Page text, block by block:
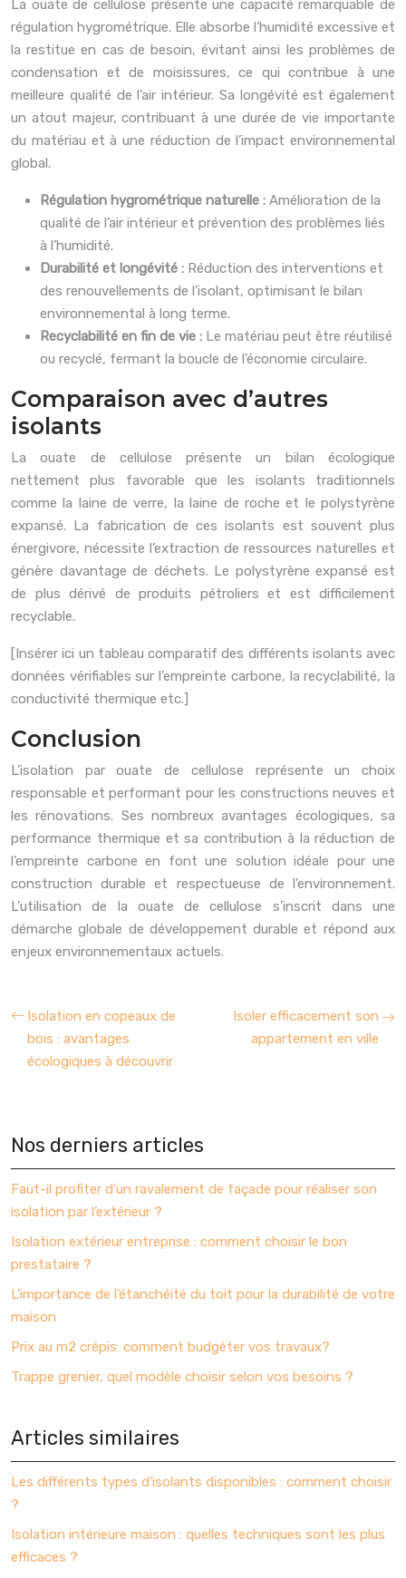
La ouate de cellulose présente une capacité remarquable de
régulation hygrométrique. Elle absorbe l’humidité excessive et
la restitue en cas de besoin, évitant ainsi les problèmes de
condensation et de moisissures, ce qui contribue à une
meilleure qualité de l’air intérieur. Sa longévité est également
un atout majeur, contribuant à une durée de vie importante
du matériau et à une réduction de l’impact environnemental
global.
Régulation hygrométrique naturelle : Amélioration de la
qualité de l’air intérieur et prévention des problèmes liés
à l’humidité.
Durabilité et longévité : Réduction des interventions et
des renouvellements de l’isolant, optimisant le bilan
environnemental à long terme.
Recyclabilité en fin de vie : Le matériau peut être réutilisé
ou recyclé, fermant la boucle de l’économie circulaire.
Comparaison avec d’autres
isolants
La ouate de cellulose présente un bilan écologique
nettement plus favorable que les isolants traditionnels
comme la laine de verre, la laine de roche et le polystyrène
expansé. La fabrication de ces isolants est souvent plus
énergivore, nécessite l’extraction de ressources naturelles et
génère davantage de déchets. Le polystyrène expansé est
de plus dérivé de produits pétroliers et est difficilement
recyclable.
[Insérer ici un tableau comparatif des différents isolants avec
données vérifiables sur l’empreinte carbone, la recyclabilité, la
conductivité thermique etc.]
Conclusion
L’isolation par ouate de cellulose représente un choix
responsable et performant pour les constructions neuves et
les rénovations. Ses nombreux avantages écologiques, sa
performance thermique et sa contribution à la réduction de
l’empreinte carbone en font une solution idéale pour une
construction durable et respectueuse de l’environnement.
L’utilisation de la ouate de cellulose s’inscrit dans une
démarche globale de développement durable et répond aux
enjeux environnementaux actuels.
Isolation en copeaux de
bois : avantages
écologiques à découvrir
Isoler efficacement son
appartement en ville
Nos derniers articles
Faut-il profiter d’un ravalement de façade pour réaliser son
isolation par l’extérieur ?
Isolation extérieur entreprise : comment choisir le bon
prestataire ?
L’importance de l’étanchéité du toit pour la durabilité de votre
maison
Prix au m2 crépis: comment budgéter vos travaux?
Trappe grenier, quel modèle choisir selon vos besoins ?
Articles similaires
Les différents types d’isolants disponibles : comment choisir
?
Isolation intérieure maison : quelles techniques sont les plus
efficaces ?